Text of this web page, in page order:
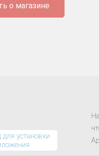
о магазине